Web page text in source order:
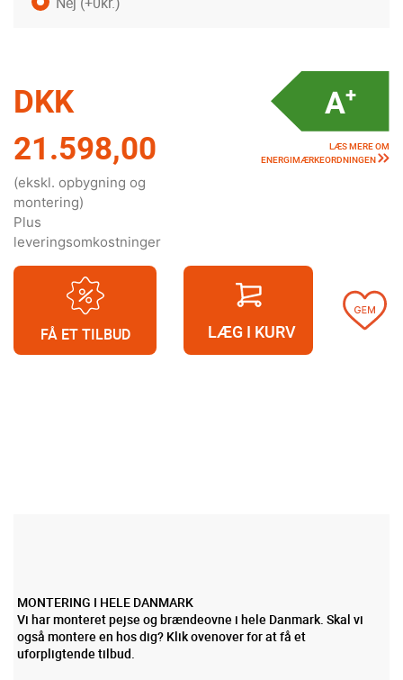
DKK
21.598,00
(ekskl. opbygning og
montering)
Plus
leveringsomkostninger
LÆS MERE OM
ENERGIMÆRKEORDNINGEN
FÅ ET TILBUD LÆG I KURV
MONTERING I HELE DANMARK
Vi har monteret pejse og brændeovne i hele Danmark. Skal vi
også montere en hos dig? Klik ovenover for at få et
uforpligtende tilbud.